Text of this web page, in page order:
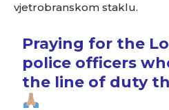
vjetrobranskom staklu.
Praying for the
police officers
the line of duty